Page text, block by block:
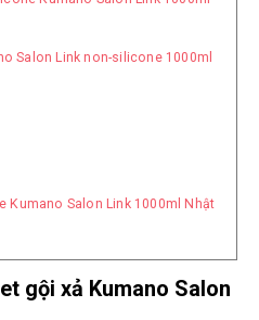
Salon Link non-silicone 1000ml
Kumano Salon Link 1000ml Nhật
gội xả Kumano Salon